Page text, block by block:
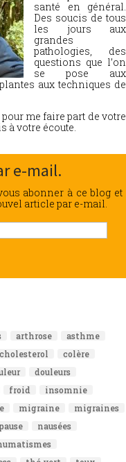
santé en général.
Des soucis de tous
les jours aux
grandes
pathologies, des
questions que l’on
se pose aux
aux techniques de
pour me faire part de votre
à votre écoute.
e-mail.
abonner à ce blog et
article par e-mail.
arthrose
asthme
cholesterol
colère
douleurs
froid
insomnie
migraine
migraines
nausées